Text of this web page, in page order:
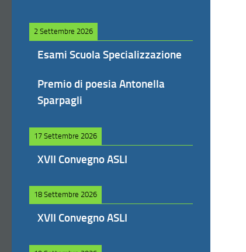
2 Settembre 2026
Esami Scuola Specializzazione
Premio di poesia Antonella
Sparpagli
17 Settembre 2026
XVII Convegno ASLI
18 Settembre 2026
XVII Convegno ASLI